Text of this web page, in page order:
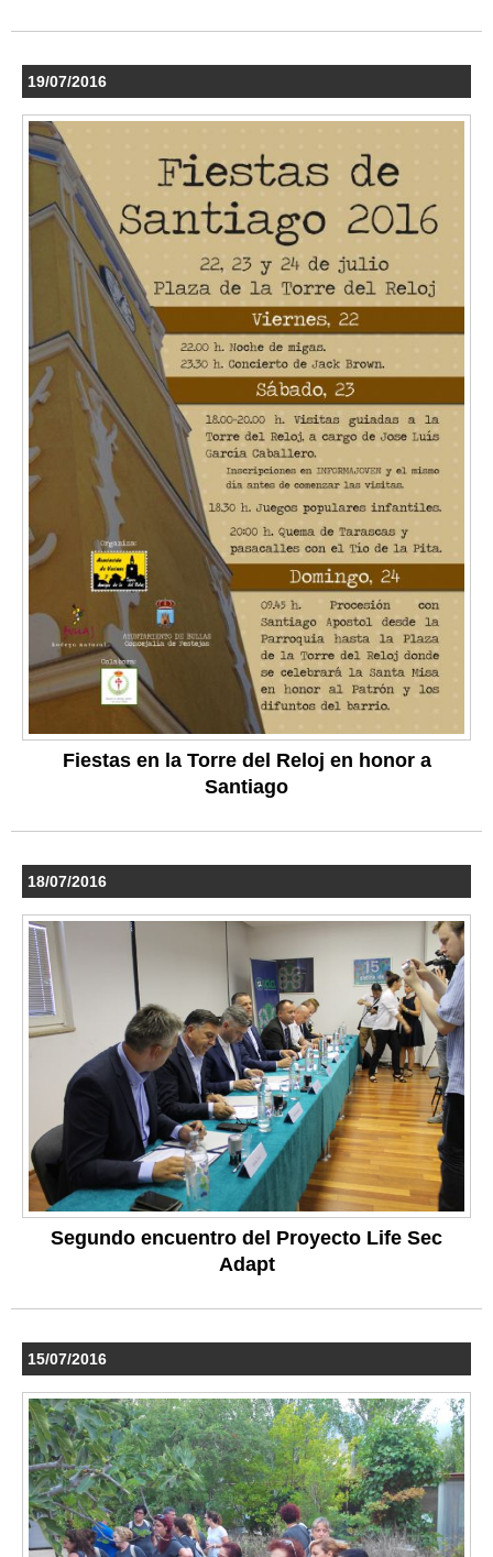
19/07/2016
Fiestas en la Torre del Reloj en honor a
Santiago
18/07/2016
Segundo encuentro del Proyecto Life Sec
Adapt
15/07/2016